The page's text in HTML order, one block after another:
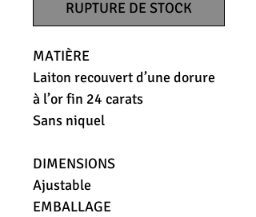
RUPTURE DE STOCK
MATIÈRE
Laiton recouvert d’une dorure
à l’or fin 24 carats
Sans niquel
DIMENSIONS
Ajustable
EMBALLAGE